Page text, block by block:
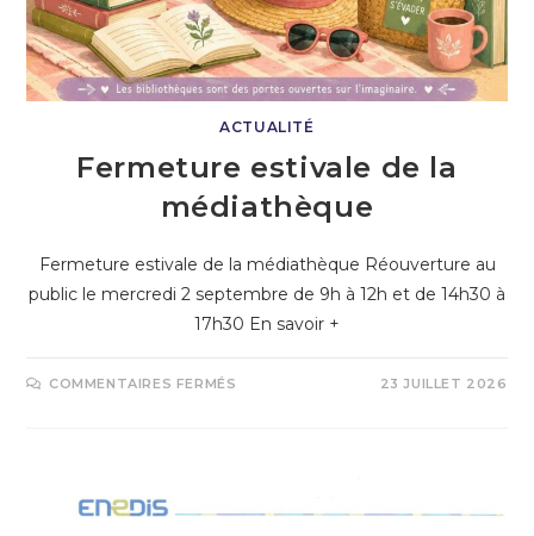
ACTUALITÉ
Fermeture estivale de la
médiathèque
Fermeture estivale de la médiathèque Réouverture au
public le mercredi 2 septembre de 9h à 12h et de 14h30 à
17h30 En savoir +
COMMENTAIRES FERMÉS 23 JUILLET 2026